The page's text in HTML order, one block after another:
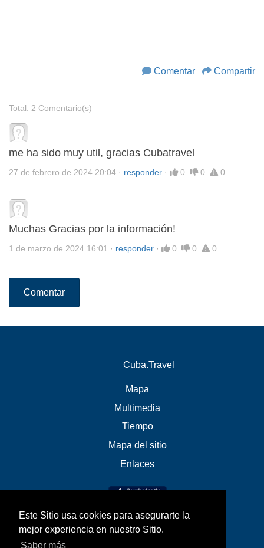
Este Sitio usa cookies para asegurarte la
mejor experiencia en nuestro Sitio.
Saber más
Comentar Compartir
Total: 2 Comentario(s)
me ha sido muy util, gracias Cubatravel
27 de febrero de 2024 20:04 · responder · 0 0 0
Muchas Gracias por la información!
1 de marzo de 2024 16:01 · responder · 0 0 0
Comentar
Cuba.Travel
Mapa
Multimedia
Tiempo
Mapa del sitio
Enlaces